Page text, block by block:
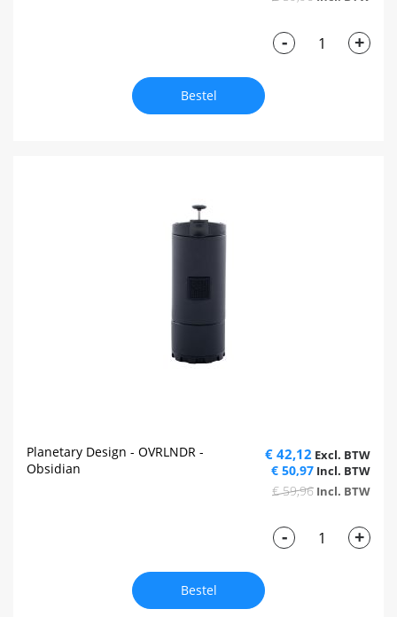
- +
Bestel
Planetary Design - OVRLNDR -
Obsidian
€ 42,12
€ 50,97
€ 59,96
- +
Bestel